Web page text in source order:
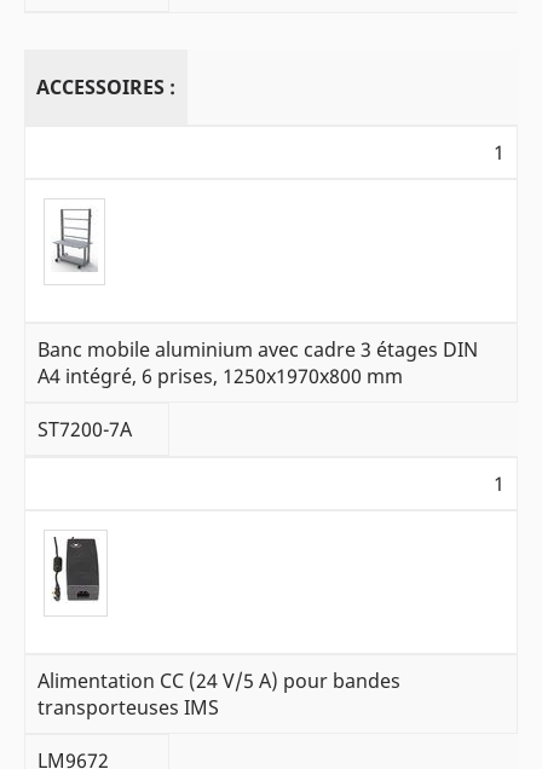
ACCESSOIRES :
1
Banc mobile aluminium avec cadre 3 étages DIN
A4 intégré, 6 prises, 1250x1970x800 mm
ST7200-7A
1
Alimentation CC (24 V/5 A) pour bandes
transporteuses IMS
LM9672